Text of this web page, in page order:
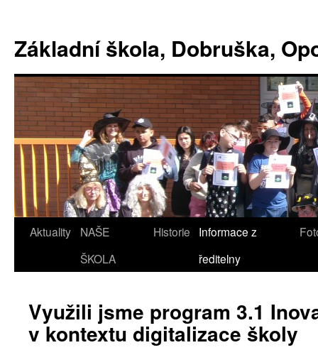
Základní škola, Dobruška,
Aktuality
NAŠE
ŠKOLA
Historie
Informace z
ředitelny
Využili jsme program 3.1
v kontextu digitalizace školy